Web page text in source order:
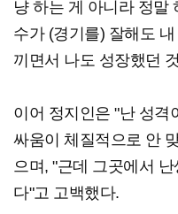
냥 하는 게 아니라 정말
수가 (경기를) 잘해도
끼면서 나도 성장했던
이어 정지인은 "난 성격
싸움이 체질적으로 안
으며, "근데 그곳에서
다"고 고백했다.